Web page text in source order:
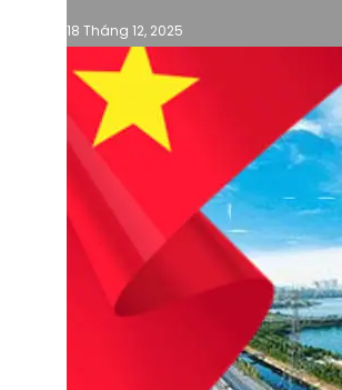
HĐND TP Hà Nội xem xét chủ
hoạch Khu đô thị thể thao
cáo thẩm tra 136,138)
18 Tháng 12, 2025